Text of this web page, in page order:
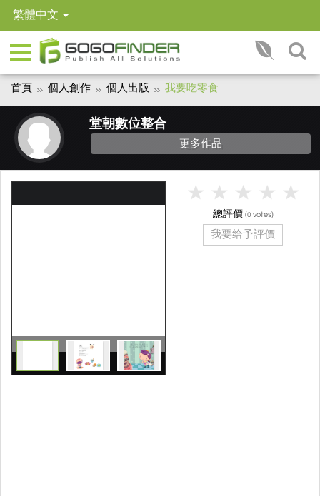
繁體中文
首頁 個人創作 個人出版 我要吃零食
堂朝數位整合
更多作品
總評價 (0 votes)
我要给予評價